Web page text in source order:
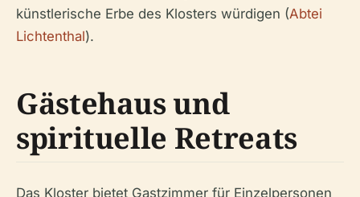
künstlerische Erbe des Klosters würdigen (Abtei
Lichtenthal).
Gästehaus und
spirituelle Retreats
Das Kloster bietet Gastzimmer für Einzelpersonen